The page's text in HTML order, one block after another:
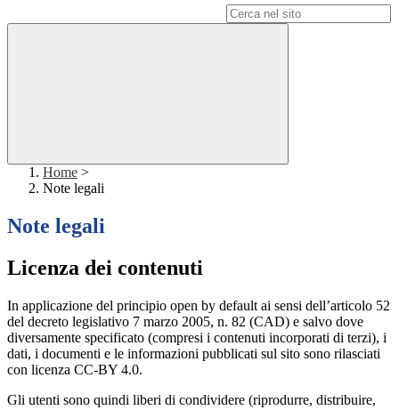
Home >
Note legali
Note legali
Licenza dei contenuti
In applicazione del principio open by default ai sensi dell’articolo 52
del decreto legislativo 7 marzo 2005, n. 82 (CAD) e salvo dove
diversamente specificato (compresi i contenuti incorporati di terzi), i
dati, i documenti e le informazioni pubblicati sul sito sono rilasciati
con licenza CC-BY 4.0.
Gli utenti sono quindi liberi di condividere (riprodurre, distribuire,